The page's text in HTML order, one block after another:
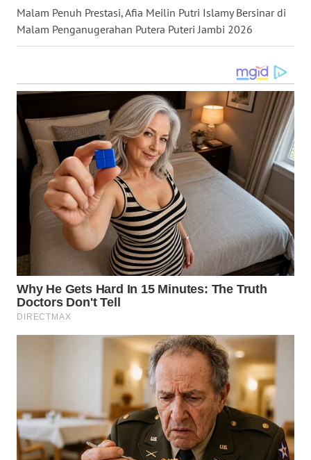
Malam Penuh Prestasi, Afia Meilin Putri Islamy Bersinar di
Malam Penganugerahan Putera Puteri Jambi 2026
LANGKAT
TAPANULI
WN
TANJUNG
LESUNG
WN
KARO
WN
LABUHANBATU
WN DELI
SERDANG